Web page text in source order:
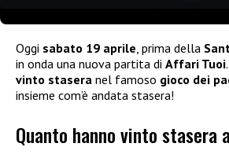
Oggi sabato 19 aprile , prima della
in onda una nuova partita di Affari Tuoi.
vinto stasera nel famoso gioco dei
insieme com’è andata stasera!
Quanto hanno vinto stasera